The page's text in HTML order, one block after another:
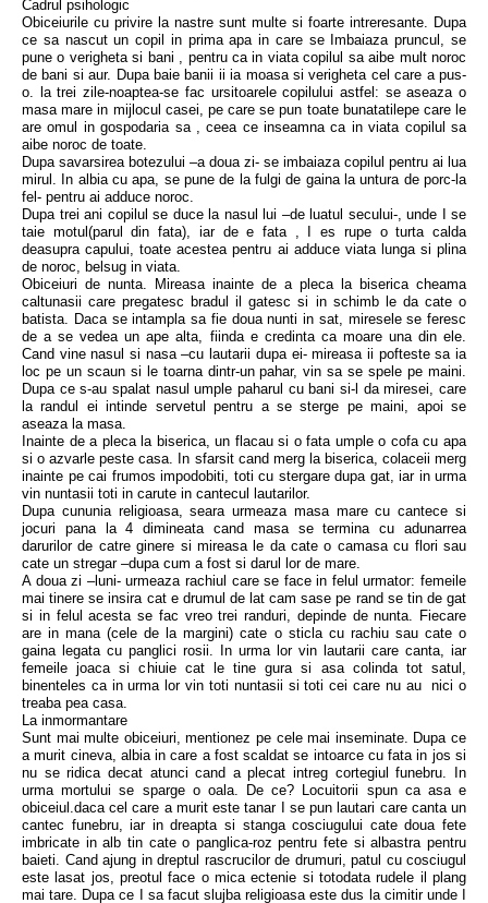
Cadrul psihologic
Obiceiurile cu privire la nastre sunt multe si foarte intreresante. Dupa
ce sa nascut un copil in prima apa in care se Imbaiaza pruncul, se
pune o verigheta si bani , pentru ca in viata copilul sa aibe mult noroc
de bani si aur. Dupa baie banii ii ia moasa si verigheta cel care a pus-
o. la trei zile-noaptea-se fac ursitoarele copilului astfel: se aseaza o
masa mare in mijlocul casei, pe care se pun toate bunatatilepe care le
are omul in gospodaria sa , ceea ce inseamna ca in viata copilul sa
aibe noroc de toate.
Dupa savarsirea botezului –a doua zi- se imbaiaza copilul pentru ai lua
mirul. In albia cu apa, se pune de la fulgi de gaina la untura de porc-la
fel- pentru ai adduce noroc.
Dupa trei ani copilul se duce la nasul lui –de luatul secului-, unde I se
taie motul(parul din fata), iar de e fata , I es rupe o turta calda
deasupra capului, toate acestea pentru ai adduce viata lunga si plina
de noroc, belsug in viata.
Obiceiuri de nunta. Mireasa inainte de a pleca la biserica cheama
caltunasii care pregatesc bradul il gatesc si in schimb le da cate o
batista. Daca se intampla sa fie doua nunti in sat, miresele se feresc
de a se vedea un ape alta, fiinda e credinta ca moare una din ele.
Cand vine nasul si nasa –cu lautarii dupa ei- mireasa ii pofteste sa ia
loc pe un scaun si le toarna dintr-un pahar, vin sa se spele pe maini.
Dupa ce s-au spalat nasul umple paharul cu bani si-l da miresei, care
la randul ei intinde servetul pentru a se sterge pe maini, apoi se
aseaza la masa.
Inainte de a pleca la biserica, un flacau si o fata umple o cofa cu apa
si o azvarle peste casa. In sfarsit cand merg la biserica, colaceii merg
inainte pe cai frumos impodobiti, toti cu stergare dupa gat, iar in urma
vin nuntasii toti in carute in cantecul lautarilor.
Dupa cununia religioasa, seara urmeaza masa mare cu cantece si
jocuri pana la 4 dimineata cand masa se termina cu adunarrea
darurilor de catre ginere si mireasa le da cate o camasa cu flori sau
cate un stregar –dupa cum a fost si darul lor de mare.
A doua zi –luni- urmeaza rachiul care se face in felul urmator: femeile
mai tinere se insira cat e drumul de lat cam sase pe rand se tin de gat
si in felul acesta se fac vreo trei randuri, depinde de nunta. Fiecare
are in mana (cele de la margini) cate o sticla cu rachiu sau cate o
gaina legata cu panglici rosii. In urma lor vin lautarii care canta, iar
femeile joaca si chiuie cat le tine gura si asa colinda tot satul,
binenteles ca in urma lor vin toti nuntasii si toti cei care nu au nici o
treaba pea casa.
La inmormantare
Sunt mai multe obiceiuri, mentionez pe cele mai inseminate. Dupa ce
a murit cineva, albia in care a fost scaldat se intoarce cu fata in jos si
nu se ridica decat atunci cand a plecat intreg cortegiul funebru. In
urma mortului se sparge o oala. De ce? Locuitorii spun ca asa e
obiceiul.daca cel care a murit este tanar I se pun lautari care canta un
cantec funebru, iar in dreapta si stanga cosciugului cate doua fete
imbricate in alb tin cate o panglica-roz pentru fete si albastra pentru
baieti. Cand ajung in dreptul rascrucilor de drumuri, patul cu cosciugul
este lasat jos, preotul face o mica ectenie si totodata rudele il plang
mai tare. Dupa ce I sa facut slujba religioasa este dus la cimitir unde I